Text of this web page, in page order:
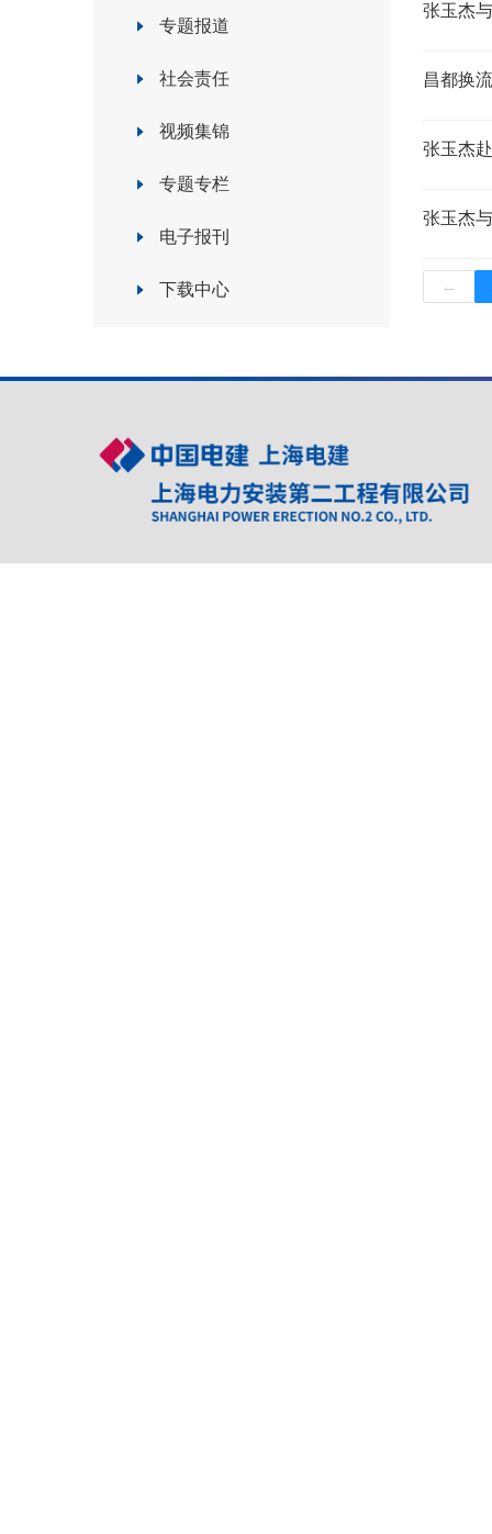
专题报道
社会责任
视频集锦
专题专栏
电子报刊
下载中心
张玉杰
昌都换
张玉杰
张玉杰
←